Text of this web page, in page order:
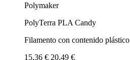
Polymaker
PolyTerra PLA Candy
Filamento con contenido
15,36 € 20,49 €